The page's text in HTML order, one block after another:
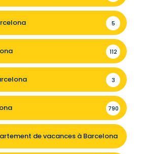
5
112
3
790
de vacances à Barcelona